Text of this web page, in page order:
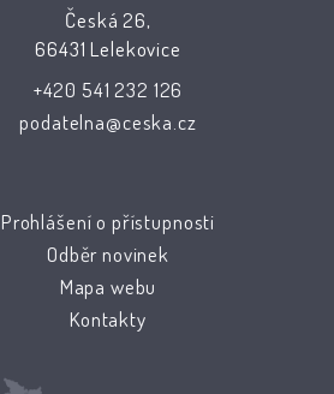
Česká 26,
66431 Lelekovice
+420 541 232 126
podatelna@ceska.cz
Prohlášení o přístupnosti
Odběr novinek
Mapa webu
Kontakty